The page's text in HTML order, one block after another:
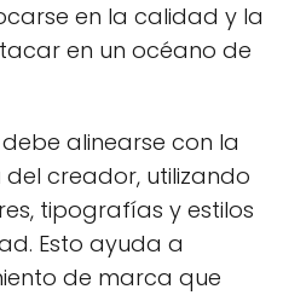
en la calidad y la
en un océano de
alinearse con la
del creador, utilizando
tipografías y estilos
Esto ayuda a
de marca que